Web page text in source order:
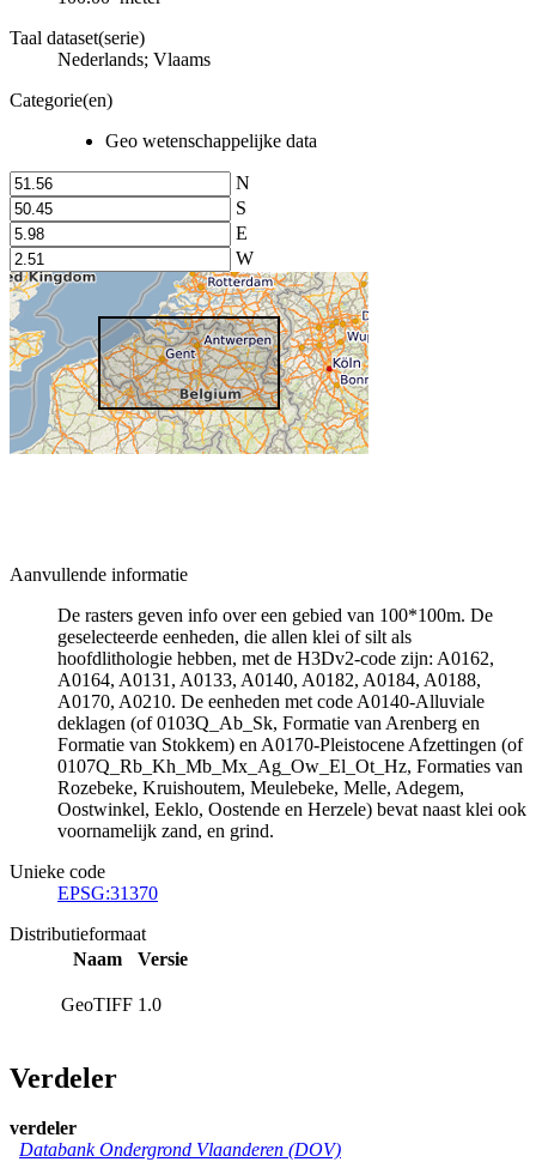
Taal dataset(serie)
Nederlands; Vlaams
Categorie(en)
Geo wetenschappelijke data
N
S
E
W
Aanvullende informatie
De rasters geven info over een gebied van 100*100m. De
geselecteerde eenheden, die allen klei of silt als
hoofdlithologie hebben, met de H3Dv2-code zijn: A0162,
A0164, A0131, A0133, A0140, A0182, A0184, A0188,
A0170, A0210. De eenheden met code A0140-Alluviale
deklagen (of 0103Q_Ab_Sk, Formatie van Arenberg en
Formatie van Stokkem) en A0170-Pleistocene Afzettingen (of
0107Q_Rb_Kh_Mb_Mx_Ag_Ow_El_Ot_Hz, Formaties van
Rozebeke, Kruishoutem, Meulebeke, Melle, Adegem,
Oostwinkel, Eeklo, Oostende en Herzele) bevat naast klei ook
voornamelijk zand, en grind.
Unieke code
EPSG:31370
Distributieformaat
Naam
Versie
GeoTIFF 1.0
Verdeler
verdeler
Databank Ondergrond Vlaanderen (DOV)